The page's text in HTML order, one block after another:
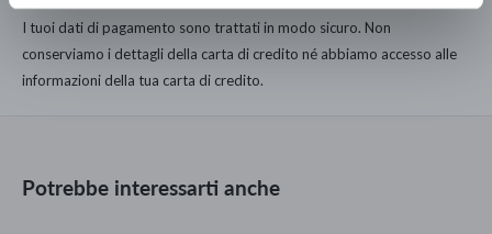
Minibar ad assorbimento
Porta a vetro
Dimensioni esterne (HxLxP): 43,5 x 42 x 37,5 cm
I tuoi dati di pagamento sono trattati in modo sicuro. Non
conserviamo i dettagli della carta di credito né abbiamo accesso alle
informazioni della tua carta di credito.
Potrebbe interessarti anche